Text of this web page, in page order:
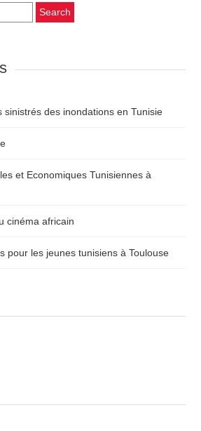
sinistrés des inondations en Tunisie
et Economiques Tunisiennes à
cinéma africain
pour les jeunes tunisiens à Toulouse